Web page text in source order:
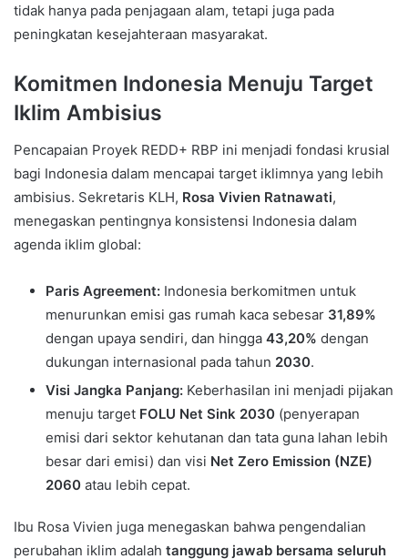
tidak hanya pada penjagaan alam, tetapi juga pada
peningkatan kesejahteraan masyarakat.
Komitmen Indonesia Menuju Target
Iklim Ambisius
Pencapaian Proyek REDD+ RBP ini menjadi fondasi krusial
bagi Indonesia dalam mencapai target iklimnya yang lebih
ambisius. Sekretaris KLH, Rosa Vivien Ratnawati,
menegaskan pentingnya konsistensi Indonesia dalam
agenda iklim global:
Paris Agreement: Indonesia berkomitmen untuk
menurunkan emisi gas rumah kaca sebesar 31,89%
dengan upaya sendiri, dan hingga 43,20% dengan
dukungan internasional pada tahun 2030.
Visi Jangka Panjang: Keberhasilan ini menjadi pijakan
menuju target FOLU Net Sink 2030 (penyerapan
emisi dari sektor kehutanan dan tata guna lahan lebih
besar dari emisi) dan visi Net Zero Emission (NZE)
2060 atau lebih cepat.
Ibu Rosa Vivien juga menegaskan bahwa pengendalian
perubahan iklim adalah tanggung jawab bersama seluruh